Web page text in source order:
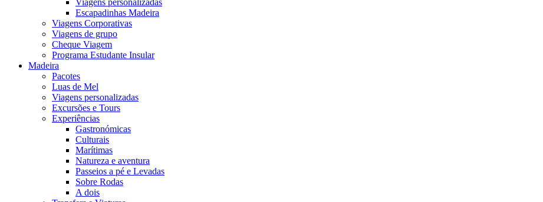
Escapadinhas Madeira
Viagens Corporativas
Viagens de grupo
Cheque Viagem
Programa Estudante Insular
Madeira
Pacotes
Luas de Mel
Viagens personalizadas
Excursões e Tours
Experiências
Gastronómicas
Culturais
Marítimas
Natureza e aventura
Passeios a pé e Levadas
Sobre Rodas
A dois